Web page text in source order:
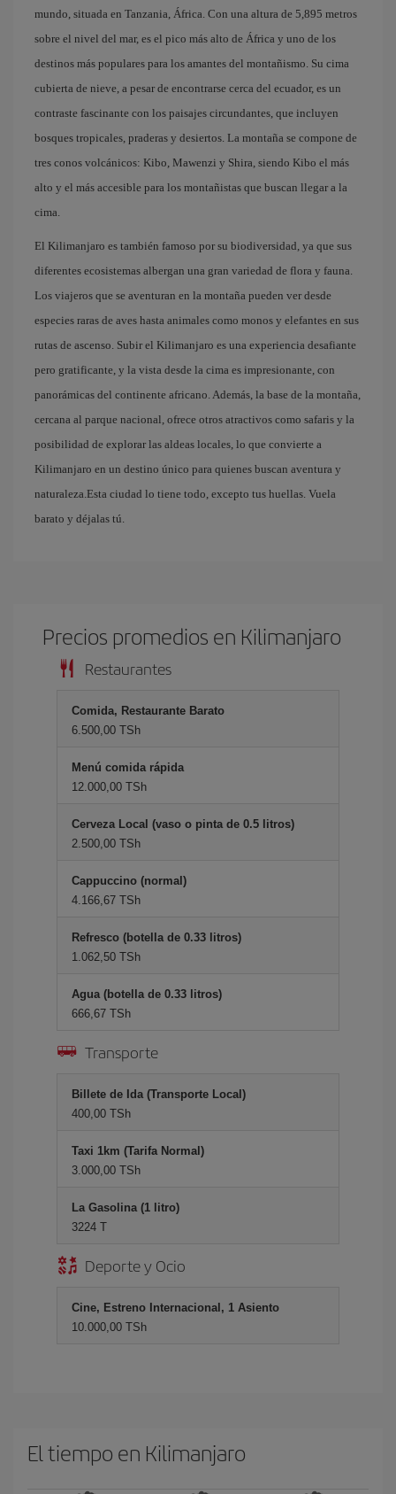
mundo, situada en Tanzania, África. Con una altura de 5,895 metros
sobre el nivel del mar, es el pico más alto de África y uno de los
destinos más populares para los amantes del montañismo. Su cima
cubierta de nieve, a pesar de encontrarse cerca del ecuador, es un
contraste fascinante con los paisajes circundantes, que incluyen
bosques tropicales, praderas y desiertos. La montaña se compone de
tres conos volcánicos: Kibo, Mawenzi y Shira, siendo Kibo el más
alto y el más accesible para los montañistas que buscan llegar a la
cima.
El Kilimanjaro es también famoso por su biodiversidad, ya que sus
diferentes ecosistemas albergan una gran variedad de flora y fauna.
Los viajeros que se aventuran en la montaña pueden ver desde
especies raras de aves hasta animales como monos y elefantes en sus
rutas de ascenso. Subir el Kilimanjaro es una experiencia desafiante
pero gratificante, y la vista desde la cima es impresionante, con
panorámicas del continente africano. Además, la base de la montaña,
cercana al parque nacional, ofrece otros atractivos como safaris y la
posibilidad de explorar las aldeas locales, lo que convierte a
Kilimanjaro en un destino único para quienes buscan aventura y
naturaleza.Esta ciudad lo tiene todo, excepto tus huellas. Vuela
barato y déjalas tú.
Precios promedios en Kilimanjaro
Restaurantes
Comida, Restaurante Barato
6.500,00 TSh
Menú comida rápida
12.000,00 TSh
Cerveza Local (vaso o pinta de 0.5 litros)
2.500,00 TSh
Cappuccino (normal)
4.166,67 TSh
Refresco (botella de 0.33 litros)
1.062,50 TSh
Agua (botella de 0.33 litros)
666,67 TSh
Transporte
Billete de Ida (Transporte Local)
400,00 TSh
Taxi 1km (Tarifa Normal)
3.000,00 TSh
La Gasolina (1 litro)
3224 T
Deporte y Ocio
Cine, Estreno Internacional, 1 Asiento
10.000,00 TSh
El tiempo en Kilimanjaro